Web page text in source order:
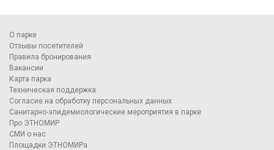
О парке
Отзывы посетителей
Правила бронирования
Вакансии
Карта парка
Техническая поддержка
Согласие на обработку персональных данных
Санитарно-эпидемиологические мероприятия в парке
Про ЭТНОМИР
СМИ о нас
Площадки ЭТНОМИРа